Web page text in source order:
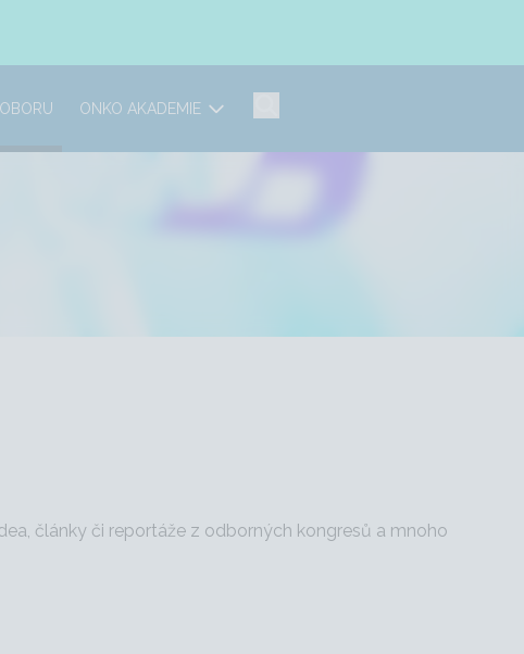
ONKO AKADEMIE
články či reportáže z odborných kongresů a mnoho